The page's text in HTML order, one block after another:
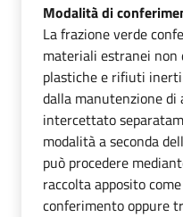
Modalità di
La frazione verde
materiali estranei
plastiche e rifiuti
dalla manutenzione
intercettato
modalità a seconda
può procedere
raccolta apposito
conferimento oppure